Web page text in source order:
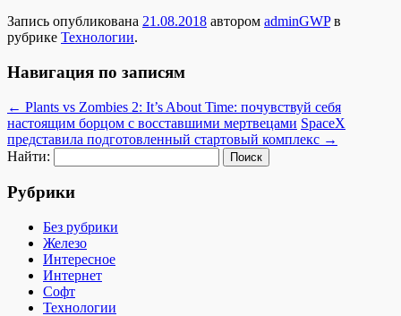
Запись опубликована 21.08.2018 автором adminGWPв
рубрике Технологии.
Навигация по записям
← Plants vs Zombies 2: It’s About Time: почувствуй себя
настоящим борцом с восставшими мертвецами SpaceX
представила подготовленный стартовый комплекс →
Найти:
Рубрики
Без рубрики
Железо
Интересное
Интернет
Софт
Технологии